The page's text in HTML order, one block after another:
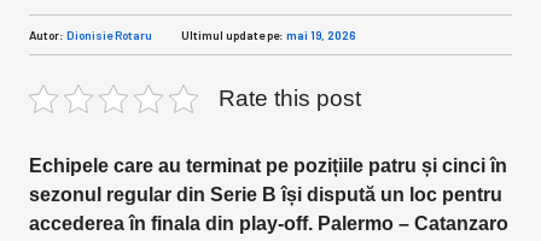
Autor: Dionisie Rotaru Ultimul update pe: mai 19, 2026
Rate this post
Echipele care au terminat pe pozițiile patru și cinci în
sezonul regular din Serie B își dispută un loc pentru
accederea în finala din play-off. Palermo – Catanzaro